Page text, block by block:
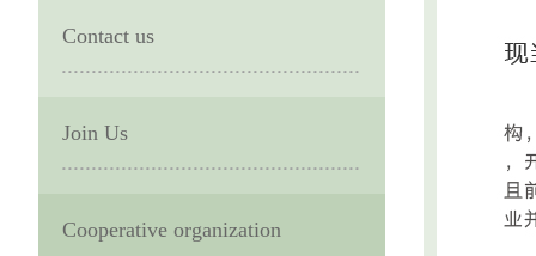
Contact us
Join Us
Cooperative organization